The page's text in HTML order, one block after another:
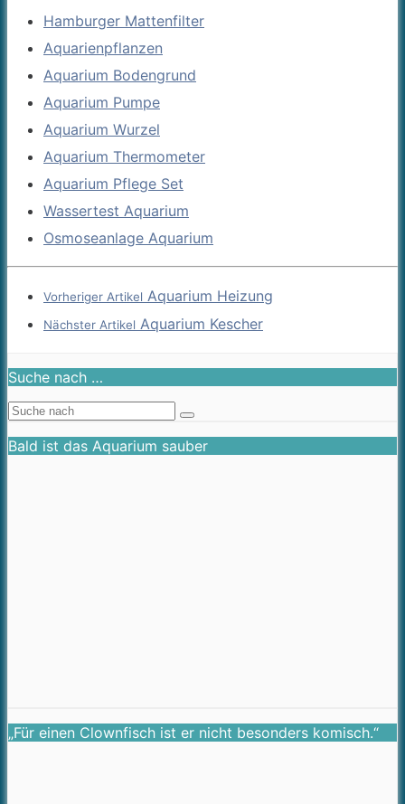
Hamburger Mattenfilter
Aquarienpflanzen
Aquarium Bodengrund
Aquarium Pumpe
Aquarium Wurzel
Aquarium Thermometer
Aquarium Pflege Set
Wassertest Aquarium
Osmoseanlage Aquarium
Vorheriger Artikel Aquarium Heizung
Nächster Artikel Aquarium Kescher
Suche nach …
Bald ist das Aquarium sauber
„Für einen Clownfisch ist er nicht besonders komisch.“